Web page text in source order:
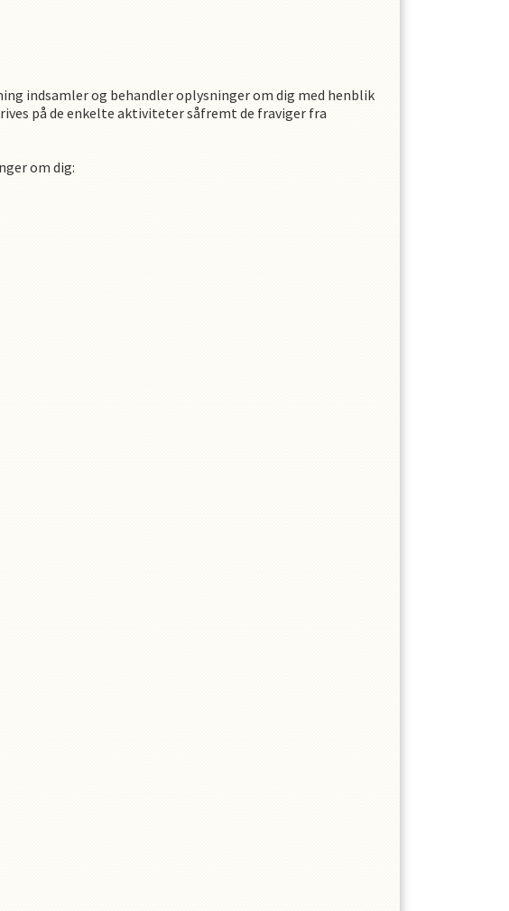
indsamler og behandler oplysninger om dig med henblik
på de enkelte aktiviteter såfremt de fraviger fra
om dig: